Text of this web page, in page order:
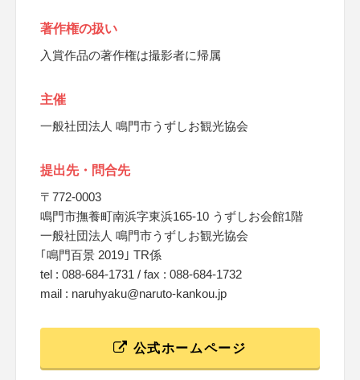
著作権の扱い
入賞作品の著作権は撮影者に帰属
主催
一般社団法人 鳴門市うずしお観光協会
提出先・問合先
〒772-0003
鳴門市撫養町南浜字東浜165-10 うずしお会館1階
一般社団法人 鳴門市うずしお観光協会
｢鳴門百景 2019｣ TR係
tel : 088-684-1731 / fax : 088-684-1732
mail : naruhyaku@naruto-kankou.jp
公式ホームページ